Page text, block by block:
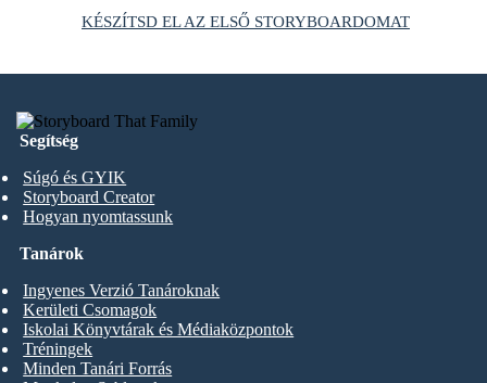
KÉSZÍTSD EL AZ ELSŐ STORYBOARDOMAT
Segítség
Súgó és GYIK
Storyboard Creator
Hogyan nyomtassunk
Tanárok
Ingyenes Verzió Tanároknak
Kerületi Csomagok
Iskolai Könyvtárak és Médiaközpontok
Tréningek
Minden Tanári Forrás